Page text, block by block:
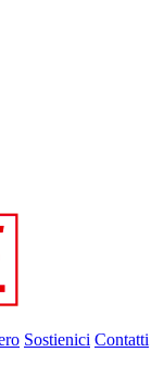
Sostienici Contatti